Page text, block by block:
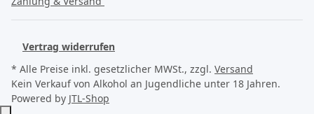
Vertrag widerrufen
* Alle Preise inkl. gesetzlicher MWSt., zzgl. Versand
Kein Verkauf von Alkohol an Jugendliche unter 18 Jahren.
Powered by JTL-Shop